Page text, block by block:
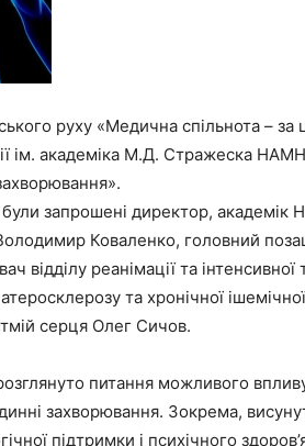
руху «Медична спільнота – за
ім. академіка М.Д. Стражеска
були запрошені директор, академік
Володимир Коваленко, головний
відділу реанімації та
та хронічної
серця Олег Сичов.
питання можливого
захворювання. Зокрема,
підтримки і психічного